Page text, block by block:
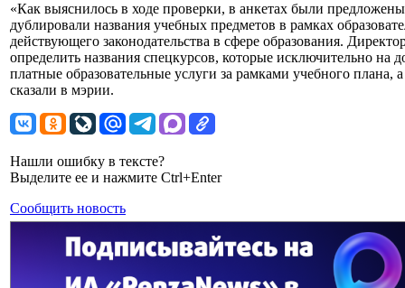
«Как выяснилось в ходе проверки, в анкетах были
дублировали названия учебных предметов в рамках
действующего законодательства в сфере образования.
определить названия спецкурсов, которые исключительно на
платные образовательные услуги за рамками учебного
сказали в мэрии.
Нашли ошибку в тексте?
Выделите ее и нажмите Ctrl+Enter
Сообщить новость